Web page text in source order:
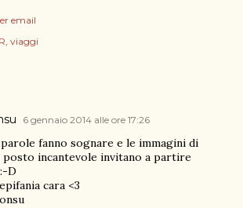
email
viaggi
6 gennaio 2014 alle ore 17:26
fanno sognare e le immagini di
posto incantevole invitano a partire
D
cara <3